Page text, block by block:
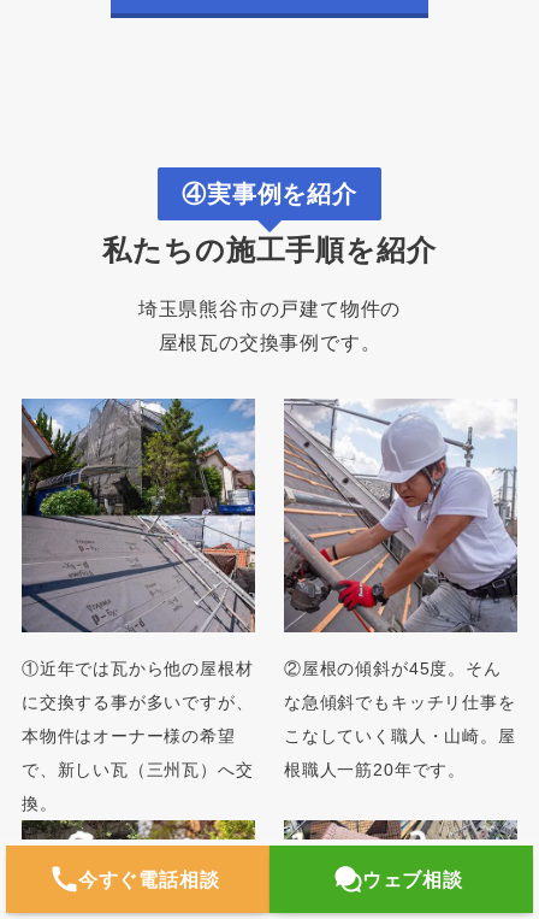
④実事例を紹介
私たちの施工手順を紹介
埼玉県熊谷市の戸建て物件の
屋根瓦の交換事例です。
①近年では瓦から他の屋根材
に交換する事が多いですが、
本物件はオーナー様の希望
で、新しい瓦（三州瓦）へ交
換。
②屋根の傾斜が45度。そん
な急傾斜でもキッチリ仕事を
こなしていく職人・山崎。屋
根職人一筋20年です。
今すぐ電話相談 ウェブ相談